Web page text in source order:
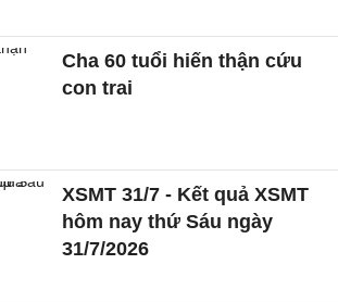
Cha 60 tuổi hiến thận cứu
con trai
XSMT 31/7 - Kết quả XSMT
hôm nay thứ Sáu ngày
31/7/2026